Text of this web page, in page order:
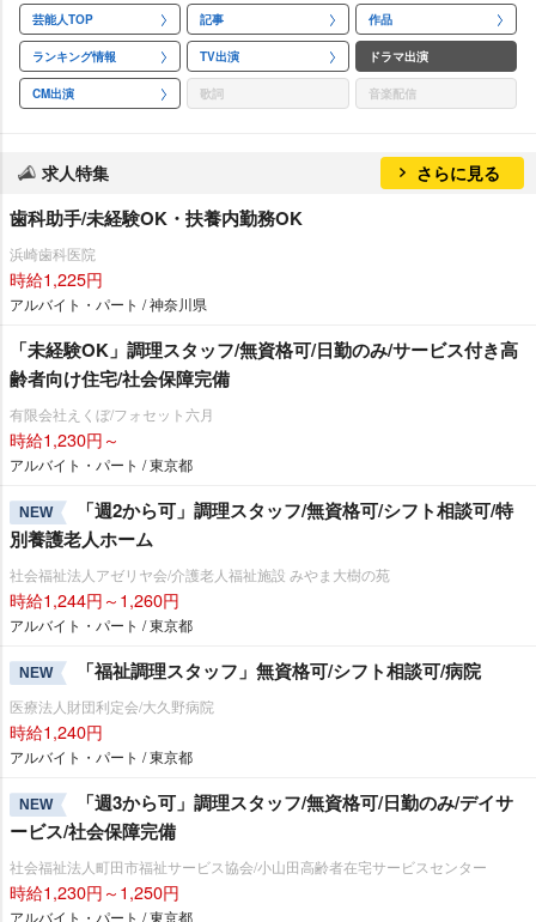
芸能人TOP 記事 作品
ランキング情報 TV出演 ドラマ出演
CM出演 歌詞 音楽配信
求人特集 さらに見る
歯科助手/未経験OK・扶養内勤務OK
浜崎歯科医院
時給1,225円
アルバイト・パート / 神奈川県
「未経験OK」調理スタッフ/無資格可/日勤のみ/サービス付き高
齢者向け住宅/社会保障完備
有限会社えくぼ/フォセット六月
時給1,230円～
アルバイト・パート / 東京都
NEW
「週2から可」調理スタッフ/無資格可/シフト相談可/特
別養護老人ホーム
社会福祉法人アゼリヤ会/介護老人福祉施設 みやま大樹の苑
時給1,244円～1,260円
アルバイト・パート / 東京都
NEW 「福祉調理スタッフ」無資格可/シフト相談可/病院
医療法人財団利定会/大久野病院
時給1,240円
アルバイト・パート / 東京都
NEW
「週3から可」調理スタッフ/無資格可/日勤のみ/デイサ
ービス/社会保障完備
社会福祉法人町田市福祉サービス協会/小山田高齢者在宅サービスセンター
時給1,230円～1,250円
アルバイト・パート / 東京都